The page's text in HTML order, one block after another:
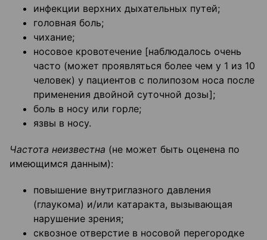
инфекции верхних дыхательных путей;
головная боль;
чихание;
носовое кровотечение [наблюдалось очень
часто (может проявляться более чем у 1 из 10
человек) у пациентов с полипозом носа после
применения двойной суточной дозы];
боль в носу или горле;
язвы в носу.
Частота неизвестна (не может быть оценена по
имеющимся данным):
повышение внутриглазного давления
(глаукома) и/или катаракта, вызывающая
нарушение зрения;
сквозное отверстие в носовой перегородке